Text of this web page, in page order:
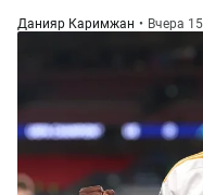
Данияр Каримжан Вчера